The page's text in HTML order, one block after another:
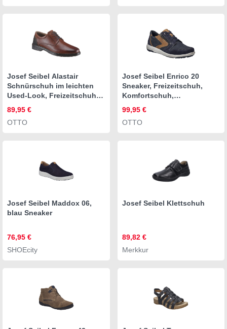
Josef Seibel Alastair
Schnürschuh im leichten
Used-Look, Freizeitschuh,
89,95 €
OTTO
Josef Seibel Enrico 20
Sneaker, Freizeitschuh,
Komfortschuh,
(weit)
99,95 €
OTTO
Josef Seibel Maddox 06,
blau Sneaker
76,95 €
SHOEcity
Josef Seibel Klettschuh
89,82 €
Merkkur